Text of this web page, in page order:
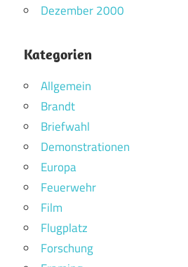
Dezember 2000
Kategorien
Allgemein
Brandt
Briefwahl
Demonstrationen
Europa
Feuerwehr
Film
Flugplatz
Forschung